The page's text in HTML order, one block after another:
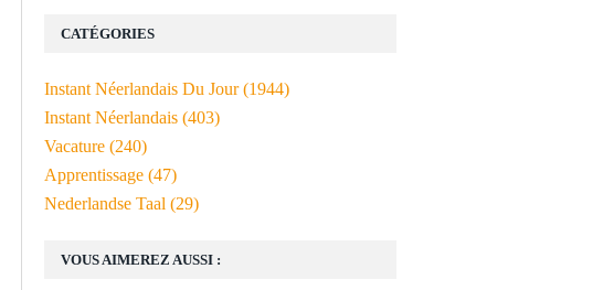
VOUS AIMEREZ AUSSI :
CATÉGORIES
Instant Néerlandais Du Jour(1944)
Instant Néerlandais (403)
Vacature (240)
Apprentissage (47)
Nederlandse Taal (29)